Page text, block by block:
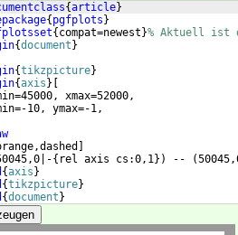
{article}
{ pgfplots }
{ compat=newest }% Aktuell ist
{document }
{tikzpicture}
{axis }
xmax=52000,
10, ymax=-1,
{ rel axis cs:0,1}) -- (
{axis }
{tikzpicture}
{document }